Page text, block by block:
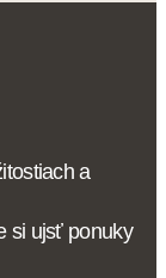
a
si ujsť ponuky